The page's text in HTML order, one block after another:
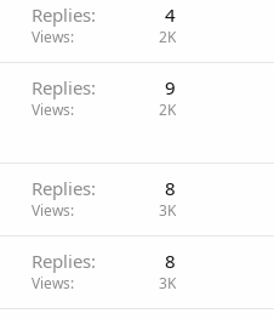
Replies 4
Views 2K
Replies 9
Views 2K
Replies 8
Views 3K
Replies 8
Views 3K